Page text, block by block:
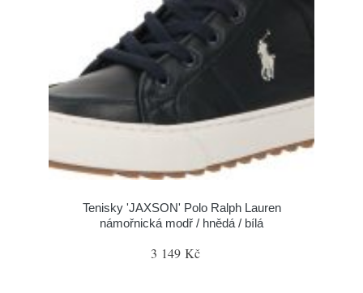
Tenisky 'JAXSON' Polo Ralph Lauren
námořnická modř / hnědá / bílá
3 149 Kč